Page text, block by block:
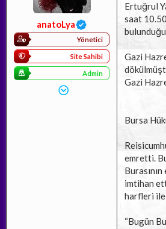
t
a
n
r
i
i
anatoLya
Yönetici
Site Sahibi
Admin
Ertuğrul
saat
Gazi
Gazi
Bursa
emretti.
imtihan
harfleri ile
“Bugün